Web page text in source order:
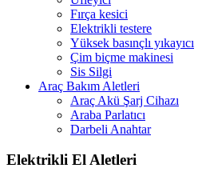
Fırça kesici
Elektrikli testere
Yüksek basınçlı yıkayıcı
Çim biçme makinesi
Sis Silgi
Araç Bakım Aletleri
Araç Akü Şarj Cihazı
Araba Parlatıcı
Darbeli Anahtar
Elektrikli El Aletleri